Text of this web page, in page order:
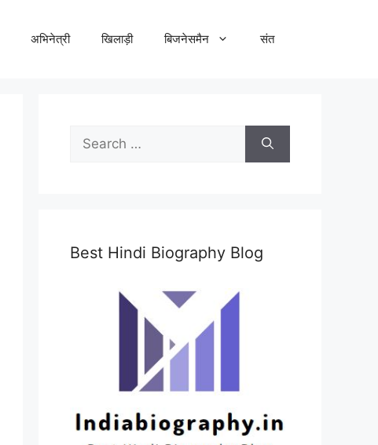
अभिनेत्री खिलाड़ी बिजनेसमैन संत
Search
for:
Best Hindi Biography Blog